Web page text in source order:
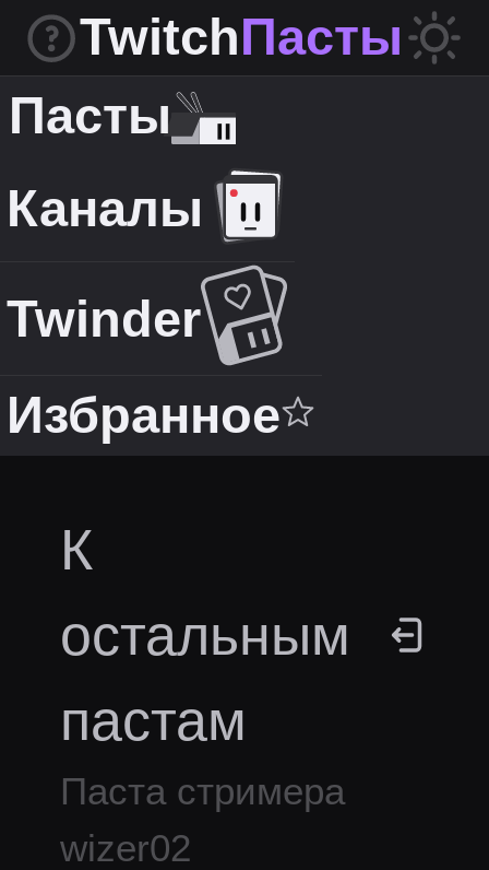
TwitchПасты
Пасты
Каналы
Twinder
Избранное
К
остальным
пастам
Паста стримера
wizer02